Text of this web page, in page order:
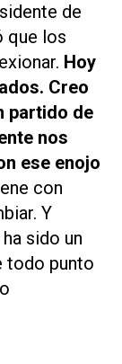
de
que los
Hoy
Creo
partido de
nos
ese enojo
con
Y
sido un
todo punto